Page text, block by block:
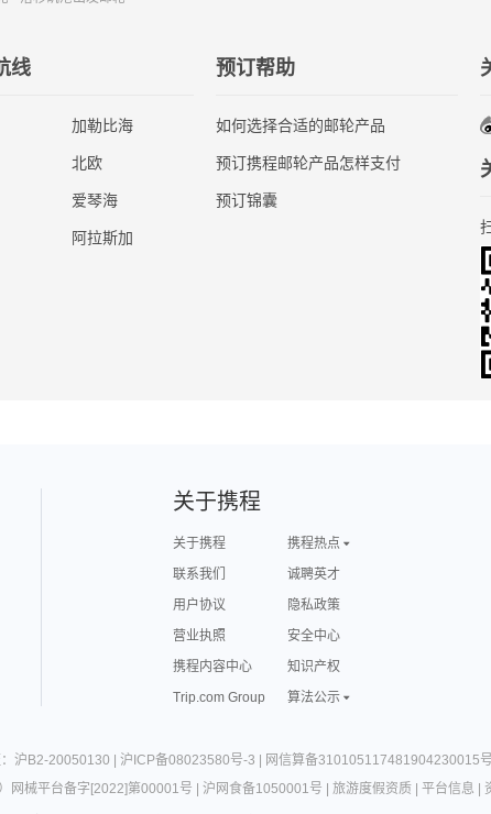
线
加勒比海
北欧
爱琴海
阿拉斯加
预订帮助
如何选择合适的邮轮产品
预订携程邮轮产品怎样支付
预订锦囊
关于携程
关于携程
携程热点
联系我们
诚聘英才
用户协议
隐私政策
营业执照
安全中心
携程内容中心
知识产权
Trip.com Group
算法公示
：沪B2-20050130 沪ICP备08023580号-3
网信算备310105117481904230015号
）网械平台备字[2022]第00001号 沪网食备1050001号 旅游度假资质| 平台信息